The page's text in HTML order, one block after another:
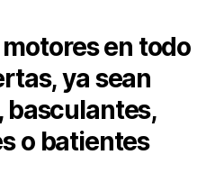
en todo
ya sean
basculantes,
o batientes